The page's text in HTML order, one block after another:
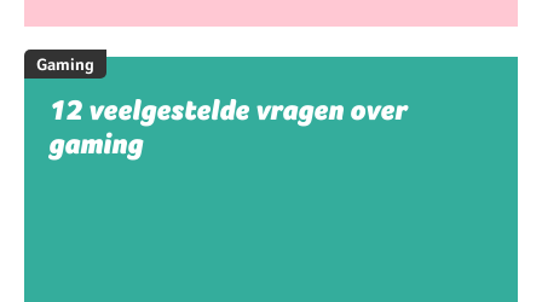
Gaming
12 veelgestelde vragen over
gaming